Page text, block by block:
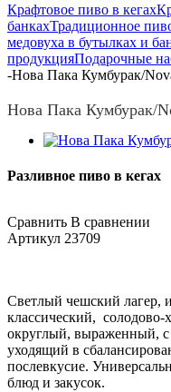
Крафтовое пиво в кегах
банкахТрадиционное
медовуха в бутылках и
продукцияПодарочные
-Нова Пака Кумбурак/
Нова Пака Кумбурак/
Разливное пиво в кегах
Сравнить В сравнении
Артикул 23709
Светлый чешский
классический,
округлый, выраженный,
уходящий в
послевкусие.
блюд и закусок.